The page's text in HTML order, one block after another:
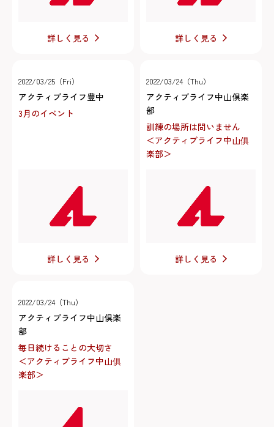
詳しく見る 詳しく見る
2022/03/25（Fri）
アクティブライフ豊中
3月のイベント
詳しく見る
2022/03/24（Thu）
アクティブライフ中山倶楽
部
訓練の場所は問いません
＜アクティブライフ中山俱
楽部＞
詳しく見る
2022/03/24（Thu）
アクティブライフ中山倶楽
部
毎日続けることの大切さ
＜アクティブライフ中山俱
楽部＞